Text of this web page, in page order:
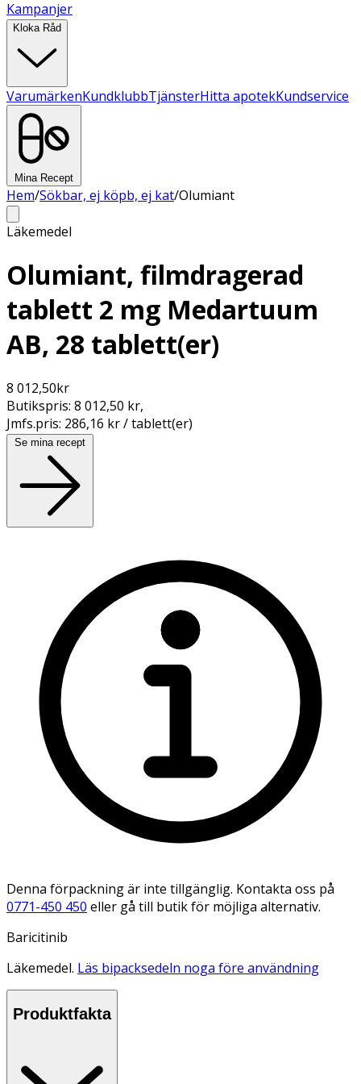
Kampanjer
Kloka Råd
VarumärkenKundklubbTjänsterHitta apotekKundservice
Mina Recept
Hem/Sökbar, ej köpb, ej kat/Olumiant
Läkemedel
Olumiant, filmdragerad
tablett 2 mg Medartuum
AB, 28 tablett(er)
8 012,50kr
Butikspris: 8 012,50 kr,
Jmfs.pris: 286,16 kr / tablett(er)
Se mina recept
Denna förpackning är inte tillgänglig. Kontakta oss på
0771-450 450 eller gå till butik för möjliga alternativ.
Baricitinib
Läkemedel. Läs bipacksedeln noga före användning
Produktfakta